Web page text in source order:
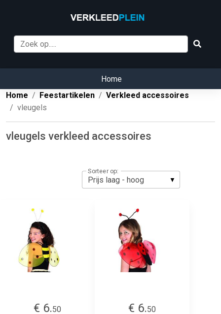
Home
Home
Feestartikelen
Verkleed accessoires
vleugels
vleugels verkleed accessoires
Sorteer op:
€ 6.50
€ 6.50